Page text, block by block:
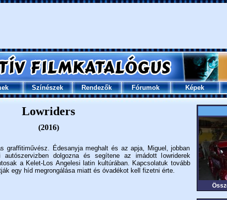
Színészek Rendezők Fórumok Képek
Lowriders
(2016)
graffitiművész. Édesanyja meghalt és az apja, Miguel, jobban
dolgozna és segítene az imádott lowriderek
a Kelet-Los Angelesi latin kultúrában. Kapcsolatuk tovább
egy híd megrongálása miatt és óvadékot kell fizetni érte.